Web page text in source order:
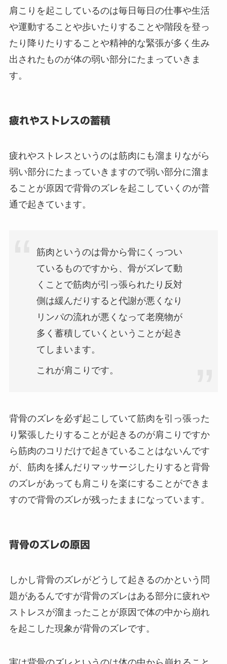
肩こりを起こしているのは毎日毎日の仕事や生活
や運動することや歩いたりすることや階段を登っ
たり降りたりすることや精神的な緊張が多く生み
出されたものが体の弱い部分にたまっていきま
す。
疲れやストレスの蓄積
疲れやストレスというのは筋肉にも溜まりながら
弱い部分にたまっていきますので弱い部分に溜ま
ることが原因で背骨のズレを起こしていくのが普
通で起きています。
筋肉というのは骨から骨にくっつい
ているものですから、骨がズレて動
くことで筋肉が引っ張られたり反対
側は緩んだりすると代謝が悪くなり
リンパの流れが悪くなって老廃物が
多く蓄積していくということが起き
てしまいます。
これが肩こりです。
背骨のズレを必ず起こしていて筋肉を引っ張った
り緊張したりすることが起きるのが肩こりですか
ら筋肉のコリだけで起きていることはないんです
が、筋肉を揉んだりマッサージしたりすると背骨
のズレがあっても肩こりを楽にすることができま
すので背骨のズレが残ったままになっています。
背骨のズレの原因
しかし背骨のズレがどうして起きるのかという問
題があるんですが背骨のズレはある部分に疲れや
ストレスが溜まったことが原因で体の中から崩れ
を起こした現象が背骨のズレです。